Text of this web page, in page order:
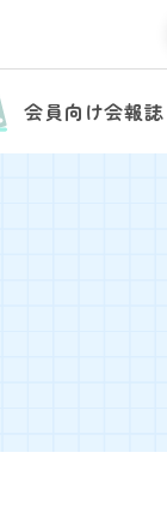
会員向け会報誌